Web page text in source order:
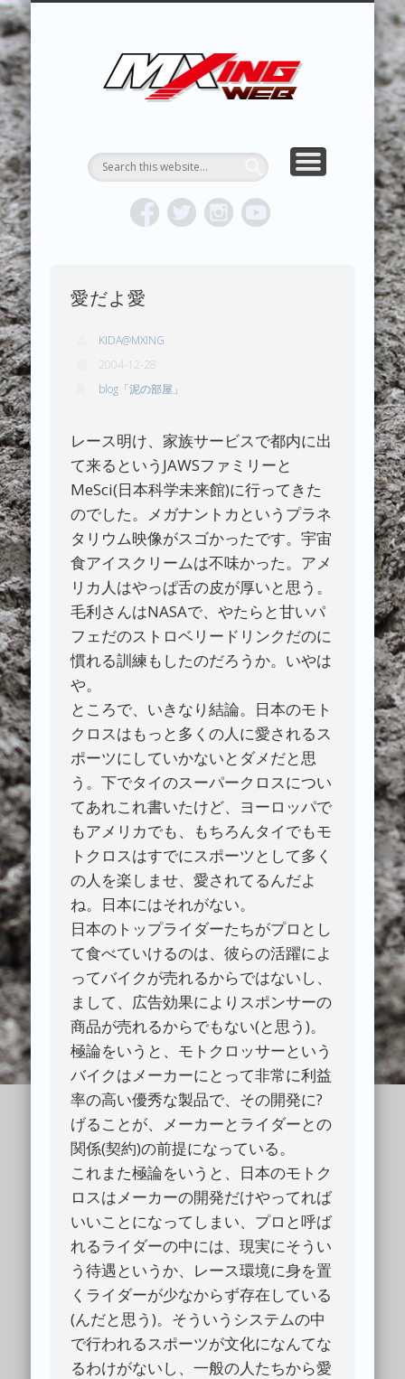
トク
HOME
TOPICS
ABOUT MX
RESULTS
REPORT
MXING & MXING＋PLUS
HYPER MXING
CONTACT
愛だよ愛
KIDA@MXING
2004-12-28
blog「泥の部屋」
レース明け、家族サービスで都内に出
て来るというJAWSファミリーと
MeSci(日本科学未来館)に行ってきた
のでした。メガナントカというプラネ
タリウム映像がスゴかったです。宇宙
食アイスクリームは不味かった。アメ
リカ人はやっぱ舌の皮が厚いと思う。
毛利さんはNASAで、やたらと甘いパ
フェだのストロベリードリンクだのに
慣れる訓練もしたのだろうか。いやは
や。
ところで、いきなり結論。日本のモト
クロスはもっと多くの人に愛されるス
ポーツにしていかないとダメだと思
う。下でタイのスーパークロスについ
てあれこれ書いたけど、ヨーロッパで
もアメリカでも、もちろんタイでもモ
トクロスはすでにスポーツとして多く
の人を楽しませ、愛されてるんだよ
ね。日本にはそれがない。
日本のトップライダーたちがプロとし
て食べていけるのは、彼らの活躍によ
ってバイクが売れるからではないし、
まして、広告効果によりスポンサーの
商品が売れるからでもない(と思う)。
極論をいうと、モトクロッサーという
バイクはメーカーにとって非常に利益
率の高い優秀な製品で、その開発に?
げることが、メーカーとライダーとの
関係(契約)の前提になっている。
これまた極論をいうと、日本のモトク
ロスはメーカーの開発だけやってれば
いいことになってしまい、プロと呼ば
れるライダーの中には、現実にそうい
う待遇というか、レース環境に身を置
くライダーが少なからず存在している
(んだと思う)。そういうシステムの中
で行われるスポーツが文化になんてな
るわけがないし、一般の人たちから愛